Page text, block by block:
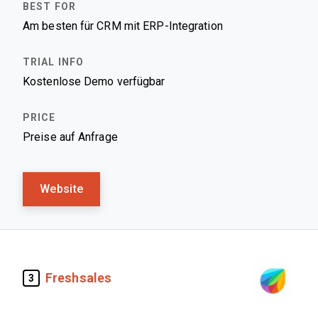
Am besten für CRM mit ERP-Integration
Kostenlose Demo verfügbar
Preise auf Anfrage
Website
3 Freshsales